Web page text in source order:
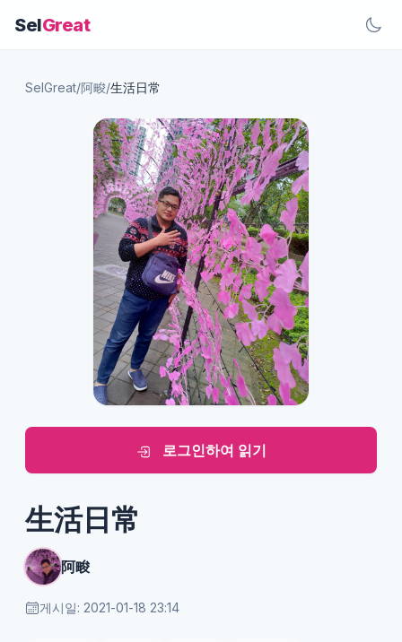
SelGreat
SelGreat/阿畯/生活日常
로그인하여 읽기
生活日常
阿畯
게시일: 2021-01-18 23:14